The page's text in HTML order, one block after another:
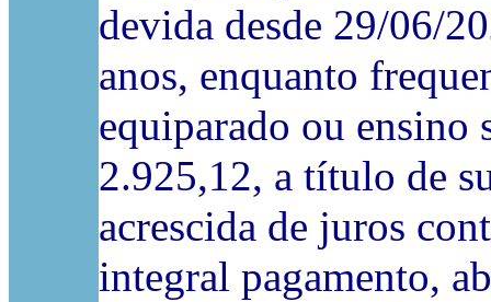
devida desde 29/06/
anos, enquanto
equiparado ou ensino
2.925,12, a título de
acrescida de juros
integral pagamento,